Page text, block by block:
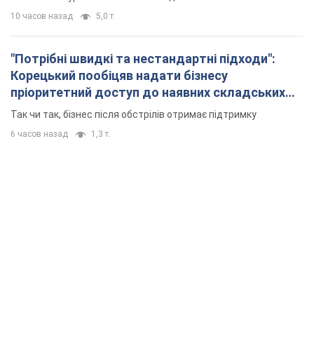
10 часов назад 5,0 т.
"Потрібні швидкі та нестандартні підходи":
Корецький пообіцяв надати бізнесу
пріоритетний доступ до наявних складських
приміщень
Так чи так, бізнес після обстрілів отримає підтримку
6 часов назад 1,3 т.